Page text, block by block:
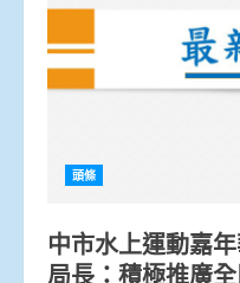
頭條
中市水上運動嘉
局長：積極推廣